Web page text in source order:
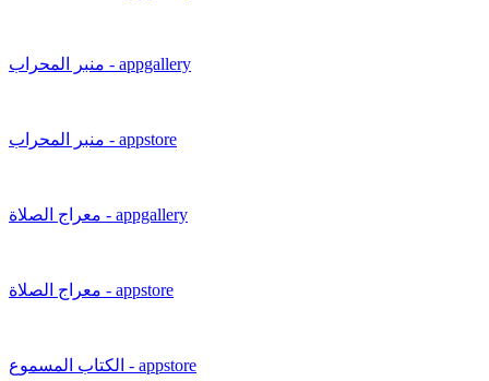
منبر المحراب - appgallery
منبر المحراب - appstore
معراج الصلاة - appgallery
معراج الصلاة - appstore
الكتاب المسموع - appstore